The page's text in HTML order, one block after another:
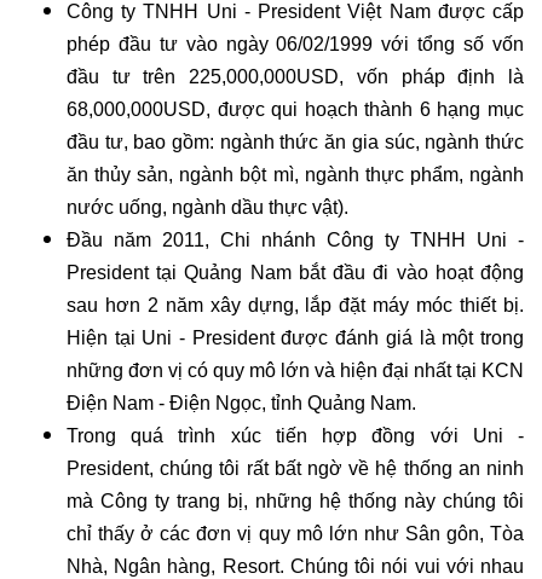
Công ty TNHH Uni - President Việt Nam được cấp
phép đầu tư vào ngày 06/02/1999 với tổng số vốn
đầu tư trên 225,000,000USD, vốn pháp định là
68,000,000USD, được qui hoạch thành 6 hạng mục
đầu tư, bao gồm: ngành thức ăn gia súc, ngành thức
ăn thủy sản, ngành bột mì, ngành thực phẩm, ngành
nước uống, ngành dầu thực vật).
Đầu năm 2011, Chi nhánh Công ty TNHH Uni -
President tại Quảng Nam bắt đầu đi vào hoạt động
sau hơn 2 năm xây dựng, lắp đặt máy móc thiết bị.
Hiện tại Uni - President được đánh giá là một trong
những đơn vị có quy mô lớn và hiện đại nhất tại KCN
Điện Nam - Điện Ngọc, tỉnh Quảng Nam.
Trong quá trình xúc tiến hợp đồng với Uni -
President, chúng tôi rất bất ngờ về hệ thống an ninh
mà Công ty trang bị, những hệ thống này chúng tôi
chỉ thấy ở các đơn vị quy mô lớn như Sân gôn, Tòa
Nhà, Ngân hàng, Resort. Chúng tôi nói vui với nhau